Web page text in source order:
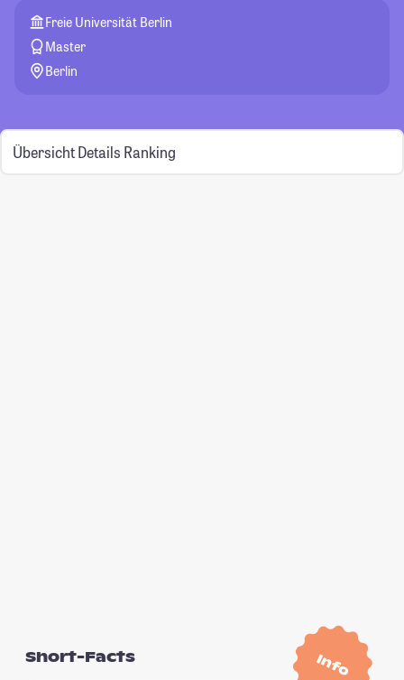
Freie Universität Berlin
Master
Berlin
Übersicht Details Ranking
Info
Short-Facts